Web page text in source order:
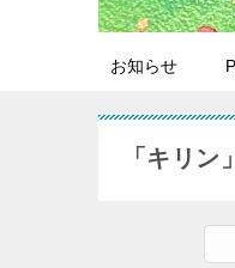
お知らせ
「キリン